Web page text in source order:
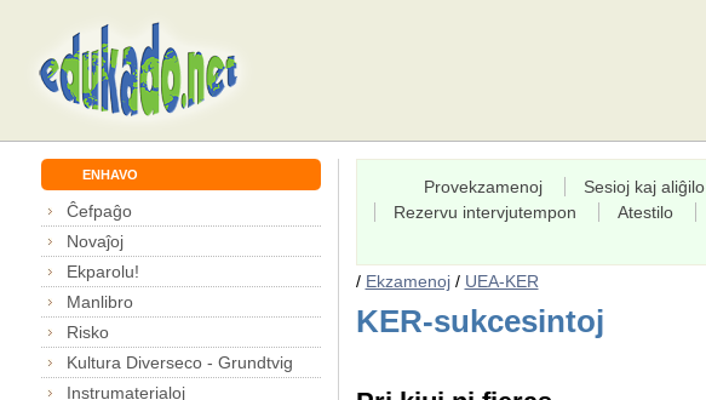
ENHAVO
Ĉefpaĝo
Novaĵoj
Ekparolu!
Manlibro
Risko
Kultura Diverseco - Grundtvig
Instrumaterialoj
Provekzamenoj Sesioj kaj aliĝilo
Rezervu intervjutempon
Atestilo
/ Ekzamenoj/ UEA-KER
KER-sukcesintoj